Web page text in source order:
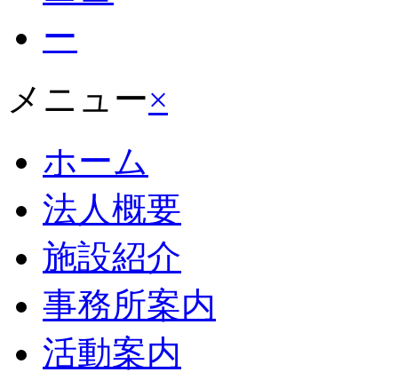
メニュー×
ホーム
法人概要
施設紹介
事務所案内
活動案内